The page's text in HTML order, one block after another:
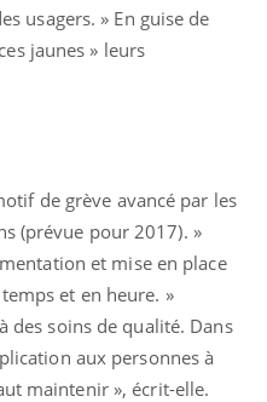
usagers. » En guise de
jaunes » leurs
de grève avancé par les
(prévue pour 2017). »
et mise en place
et en heure. »
des soins de qualité. Dans
aux personnes à
maintenir », écrit-elle.
Charge mentale : et si on
Youtube
dans le diabète de type 2
d'idées reçues chez les
parfois chez les soignants.